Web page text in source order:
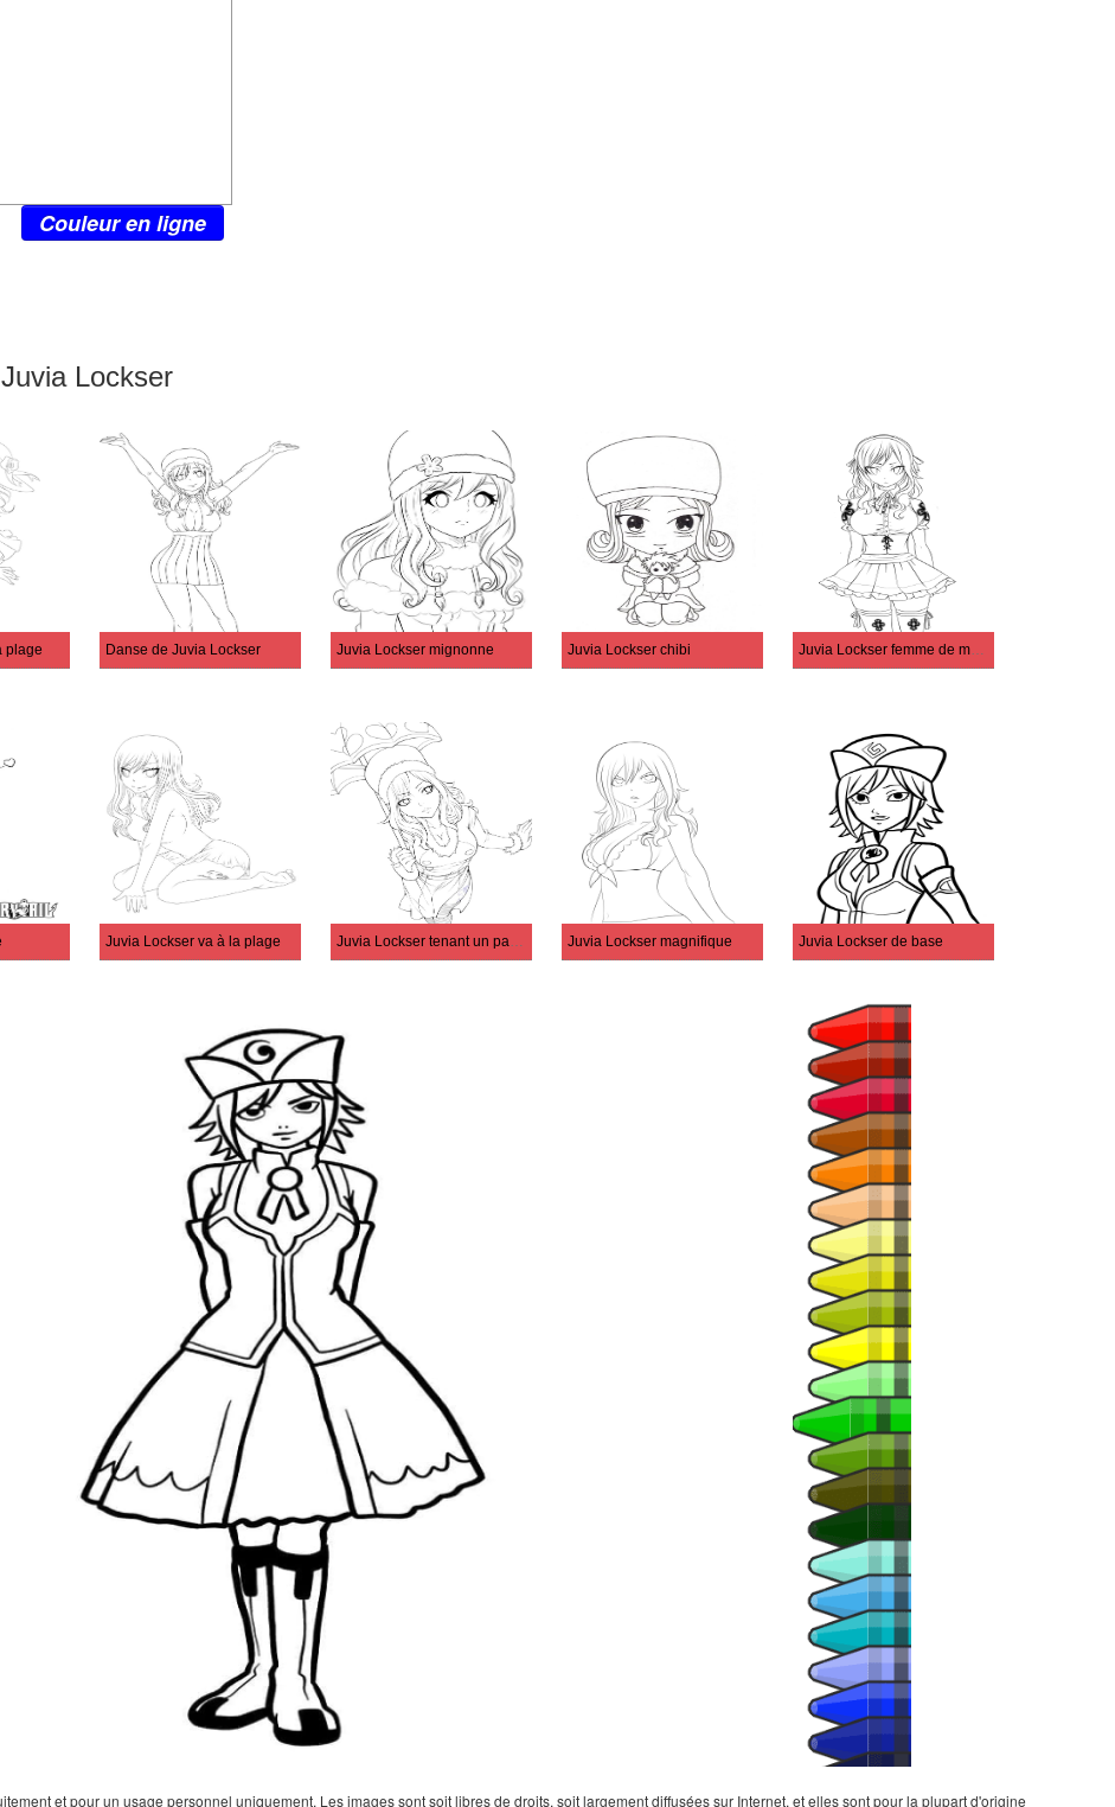
Couleur en ligne
Lockser
plage Danse de Juvia Lockser Juvia Lockser mignonne Juvia Lockser chibi Juvia Lockser femme de ménage
Juvia Lockser va à la plage Juvia Lockser tenant un parapluie Juvia Lockser magnifique Juvia Lockser de base
et pour un usage personnel uniquement. Les images sont soit libres de droits, soit largement diffusées sur Internet, et elles sont pour la plupart d'origine